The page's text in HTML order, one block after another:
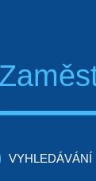
VYHLEDÁVÁNÍ